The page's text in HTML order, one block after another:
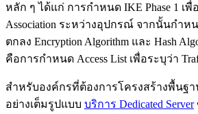
หลัก ๆ ได้แก่ การกำหนด IKE Phase 1 เพื่
Association ระหว่างอุปกรณ์ จากนั้นกำหน
ตกลง Encryption Algorithm และ Hash
คือการกำหนด Access List เพื่อระบุว่า
สำหรับองค์กรที่ต้องการโครงสร้างพื้นฐา
อย่างเต็มรูปแบบ บริการ Dedicated Server